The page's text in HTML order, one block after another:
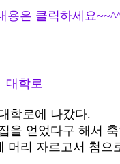
용은 클릭하세요
대학로
학로에 나갔다.
을 얻었다구 해서
머리 자르고서 첨으